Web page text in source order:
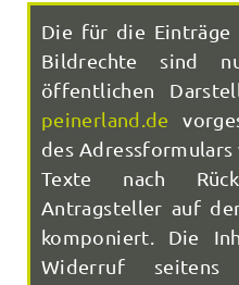
Die für die Einträge
Bildrechte sind
öffentlichen
peinerland.de
des
Texte nach
Antragsteller auf
komponiert. Die
Widerruf seitens